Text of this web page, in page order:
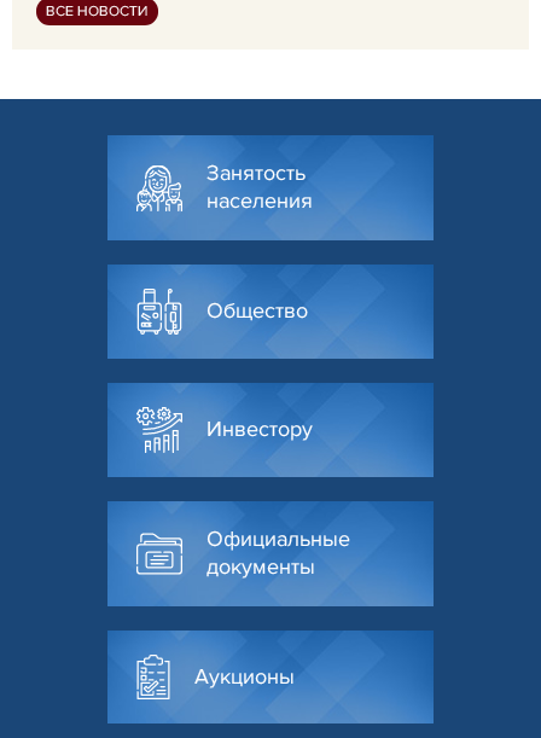
ВСЕ НОВОСТИ
Занятость
населения
Общество
Инвестору
Официальные
документы
Аукционы